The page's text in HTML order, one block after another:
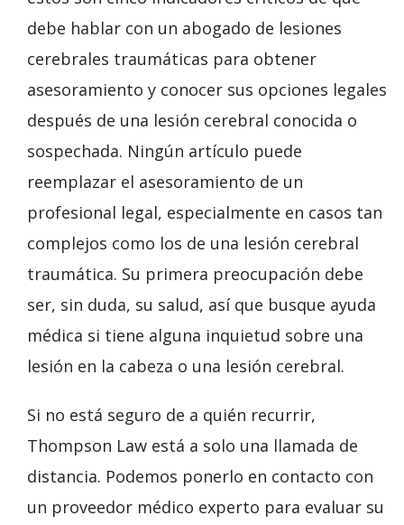
debe hablar con un abogado de lesiones
cerebrales traumáticas para obtener
asesoramiento y conocer sus opciones legales
después de una lesión cerebral conocida o
sospechada. Ningún artículo puede
reemplazar el asesoramiento de un
profesional legal, especialmente en casos tan
complejos como los de una lesión cerebral
traumática. Su primera preocupación debe
ser, sin duda, su salud, así que busque ayuda
médica si tiene alguna inquietud sobre una
lesión en la cabeza o una lesión cerebral.
Si no está seguro de a quién recurrir,
Thompson Law está a solo una llamada de
distancia. Podemos ponerlo en contacto con
un proveedor médico experto para evaluar su